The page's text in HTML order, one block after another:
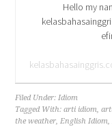
Hello my
Filed Under:Idiom
Tagged With:arti idiom,
the weather,English Idiom,